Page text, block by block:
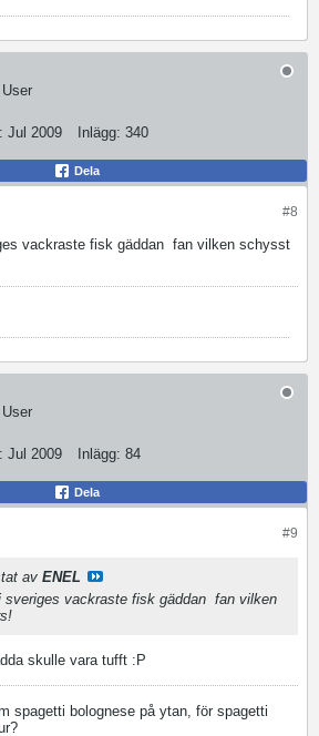
Jul 2009 Inlägg: 340
Dela
#8
vackraste fisk gäddan fan vilken schysst
Jul 2009 Inlägg: 84
Dela
#9
av ENEL
sveriges vackraste fisk gäddan fan vilken
skulle vara tufft :P
spagetti bolognese på ytan, för spagetti